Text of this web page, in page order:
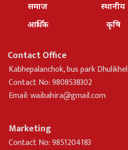
समाज
आर्थिक
स्थानीय
कृषि
Contact Office
Kabhepalanchok, bus park Dhulikhel
Contact No: 9808538302
Email:waibahira@gmail.com
Marketing
Contact No: 9851204183